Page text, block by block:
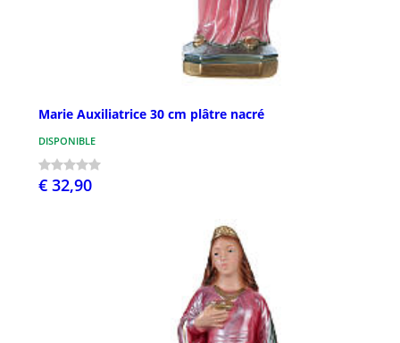
Marie Auxiliatrice 30 cm plâtre nacré
DISPONIBLE
€ 32,90